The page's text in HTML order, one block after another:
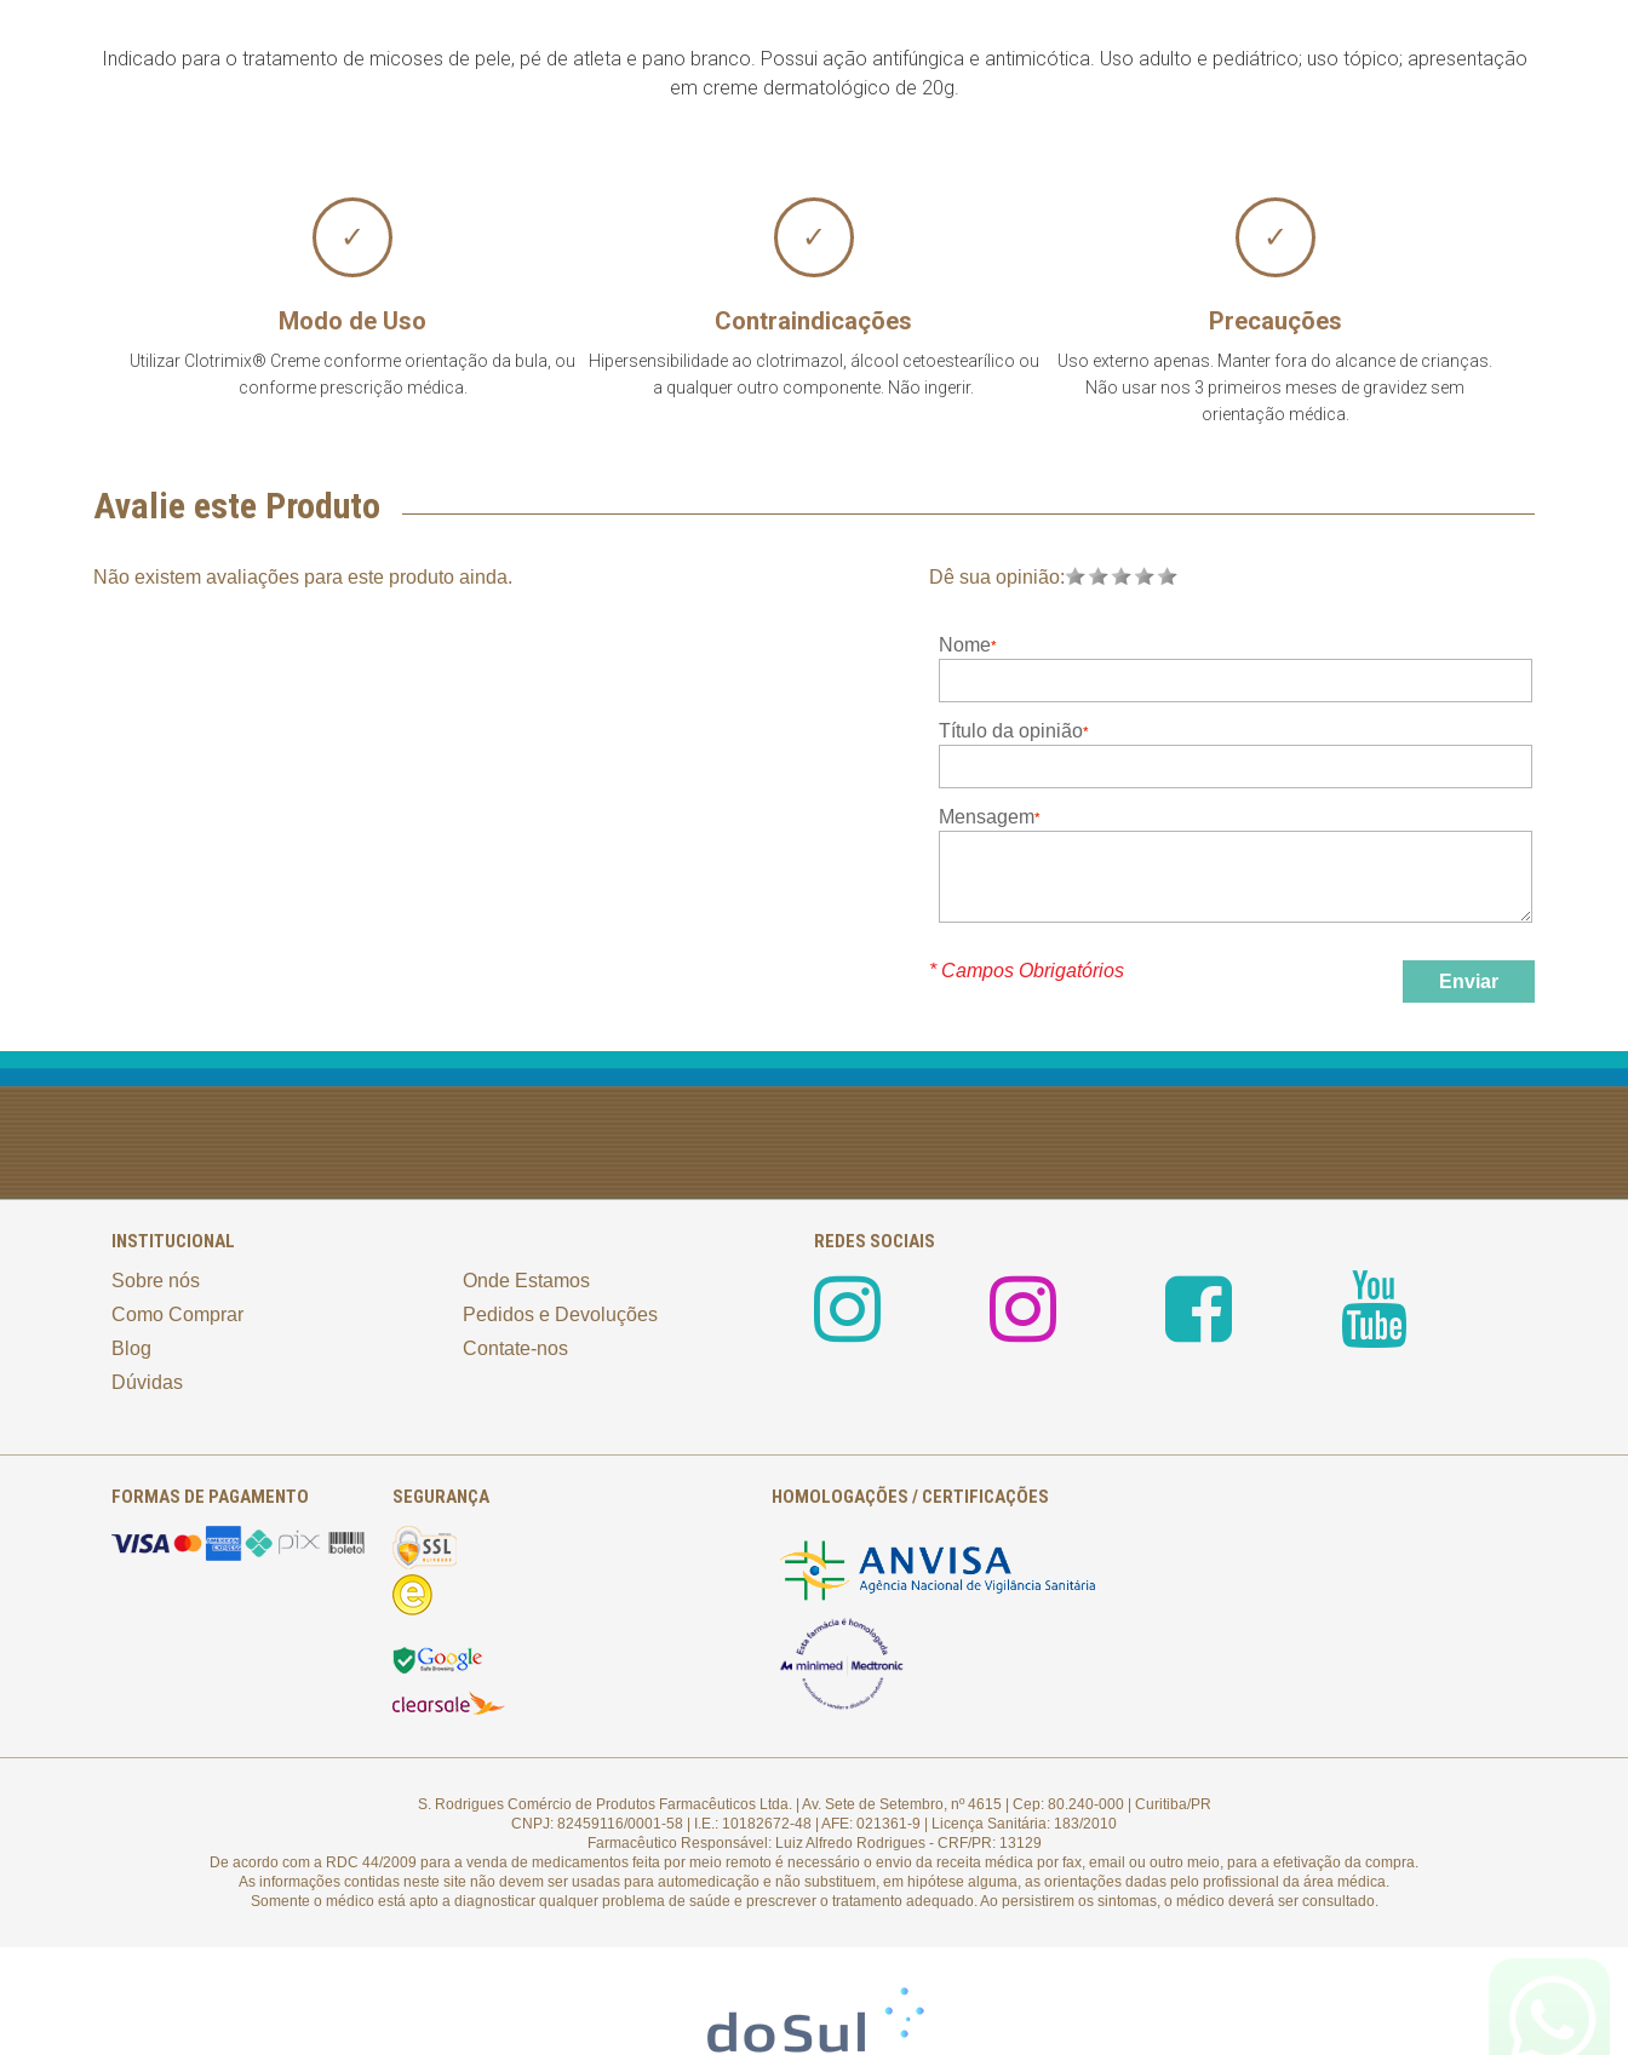
Indicado para o tratamento de micoses de pele, pé de atleta e pano branco. Possui ação antifúngica e antimicótica. Uso adulto e pediátrico; uso tópico; apresentação
em creme dermatológico de 20g.
✓
Modo de Uso
Utilizar Clotrimix® Creme conforme orientação da bula, ou
conforme prescrição médica.
✓
Contraindicações
Hipersensibilidade ao clotrimazol, álcool cetoestearílico ou
a qualquer outro componente. Não ingerir.
✓
Precauções
Uso externo apenas. Manter fora do alcance de crianças.
Não usar nos 3 primeiros meses de gravidez sem
orientação médica.
Avalie este Produto
Não existem avaliações para este produto ainda. Dê sua opinião:
Nome
Título da opinião
Mensagem
* Campos Obrigatórios
Enviar
INSTITUCIONAL
Sobre nós
Como Comprar
Blog
Dúvidas
Onde Estamos
Pedidos e Devoluções
Contate-nos
REDES SOCIAIS
FORMAS DE PAGAMENTO SEGURANÇA HOMOLOGAÇÕES / CERTIFICAÇÕES
S. Rodrigues Comércio de Produtos Farmacêuticos Ltda. | Av. Sete de Setembro, nº 4615 | Cep: 80.240-000 | Curitiba/PR
CNPJ: 82459116/0001-58 | I.E.: 10182672-48 | AFE: 021361-9 | Licença Sanitária: 183/2010
Farmacêutico Responsável: Luiz Alfredo Rodrigues - CRF/PR: 13129
De acordo com a RDC 44/2009 para a venda de medicamentos feita por meio remoto é necessário o envio da receita médica por fax, email ou outro meio, para a efetivação da compra.
As informações contidas neste site não devem ser usadas para automedicação e não substituem, em hipótese alguma, as orientações dadas pelo profissional da área médica.
Somente o médico está apto a diagnosticar qualquer problema de saúde e prescrever o tratamento adequado. Ao persistirem os sintomas, o médico deverá ser consultado.